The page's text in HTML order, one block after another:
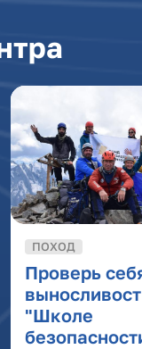
ПОХОД
Проверь
"Школе